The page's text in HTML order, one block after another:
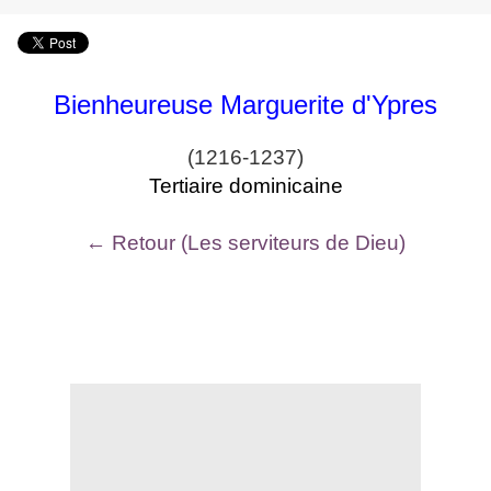
Bienheureuse Marguerite d'Ypres
(1216-1237)
Tertiaire dominicaine
← Retour (Les serviteurs de Dieu)